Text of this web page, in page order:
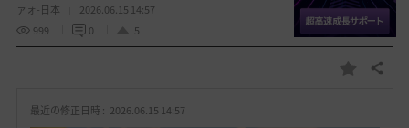
ァォ-日本
2026.06.15 14:57
999
0 5
お 共有する
最近の修正日時 : 2026.06.15 14:57